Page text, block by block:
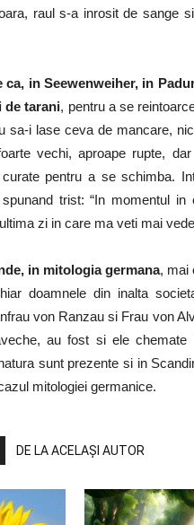
raul s-a inrosit de sange
ca, in Seewenweiher, in
de tarani, pentru a se
sa-i lase ceva de mancare,
vechi, aproape rupte,
pentru a se schimba.
trist: “In momentul
zi in care ma veti mai
in mitologia germana, mai
doamnele din inalta
von Ranzau si Frau von
au fost si ele
sunt prezente si in
mitologiei germanice.
DE LA ACELAȘI AUTOR